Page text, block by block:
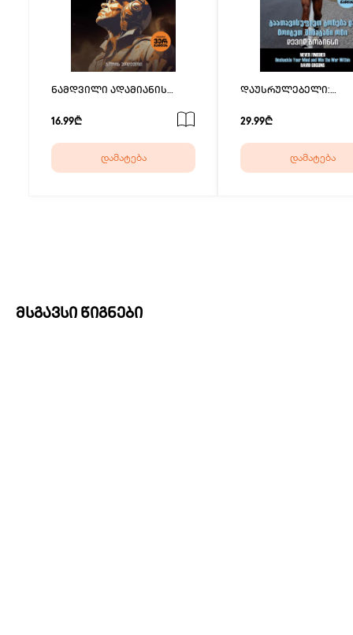
ნამდვილი ადამიანის
16.99₾
დამატება
დაუსრულებელი:
და მოიგეთ
29.99₾
დამატება
მსგავსი წიგნები